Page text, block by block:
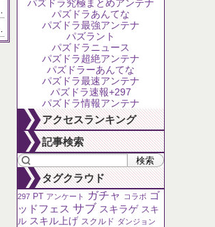
パズドラ究極まとめアンテナ
パズドラあんてな
パズドラ最強アンテナ
パズラント
パズドラニュース
パズドラ超絶アンテナ
パズドラーあんてな
パズドラ最速アンテナ
パズドラ速報+297
パズドラ情報アンテナ
アクセスランキング
記事検索
タグクラウド
297 PT アンケート ガチャ コラボ ゴ
ッドフェス サブ スキラゲ スキ
ル スキル上げ スクルド ダンジョン